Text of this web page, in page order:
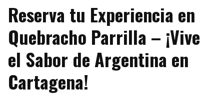
Reserva tu Experiencia en
Quebracho Parrilla – ¡Vive
el Sabor de Argentina en
Cartagena!